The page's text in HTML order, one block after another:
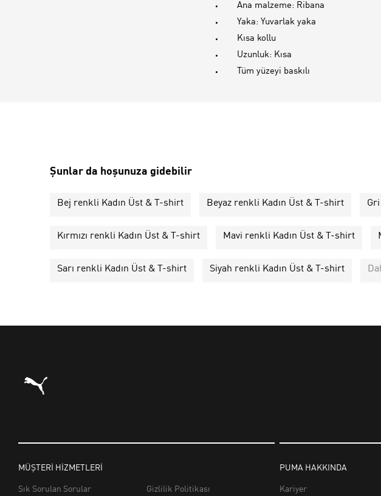
Ana malzeme: Ribana
Yaka: Yuvarlak yaka
Kısa kollu
Uzunluk: Kısa
Tüm yüzeyi baskılı
Şunlar da hoşunuza gidebilir
Bej renkli Kadın Üst & T-shirt Beyaz renkli Kadın Üst & T-shirt
Kırmızı renkli Kadın Üst & T-shirt Mavi renkli Kadın Üst & T-shirt
Sarı renkli Kadın Üst & T-shirt Siyah renkli Kadın Üst & T-shirt